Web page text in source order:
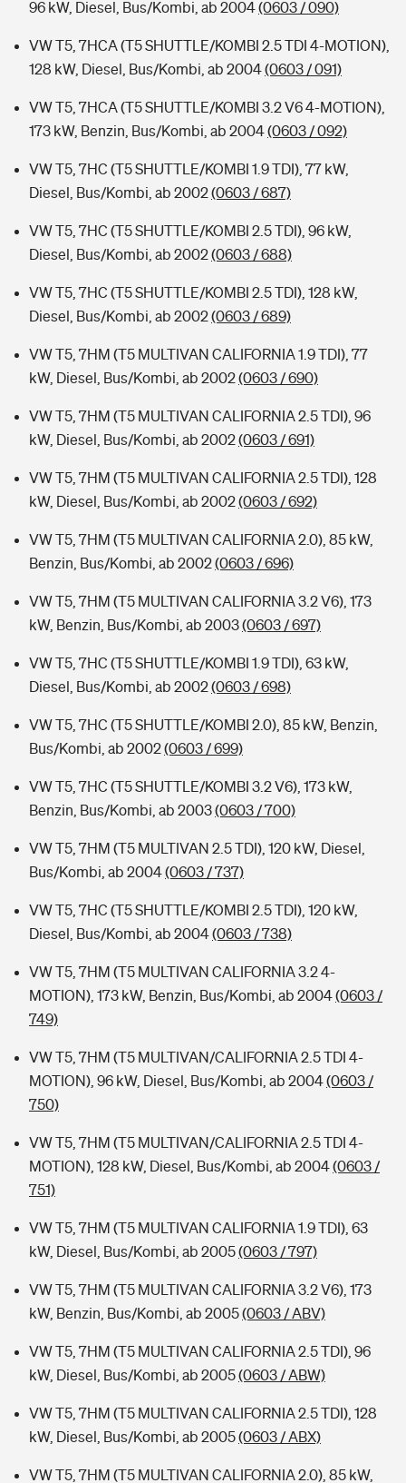
Kinderunfall-Check: Mehr Sicherheit für deine Kids
Typklassen: So ist Ihr Auto eingestuft
96 kW, Diesel, Bus/Kombi, ab 2004(0603 / 090)
VW T5, 7HCA (T5 SHUTTLE/KOMBI 2.5 TDI 4-MOTION),
128 kW, Diesel, Bus/Kombi, ab 2004(0603 / 091)
VW T5, 7HCA (T5 SHUTTLE/KOMBI 3.2 V6 4-MOTION),
173 kW, Benzin, Bus/Kombi, ab 2004(0603 / 092)
VW T5, 7HC (T5 SHUTTLE/KOMBI 1.9 TDI), 77 kW,
Diesel, Bus/Kombi, ab 2002(0603 / 687)
VW T5, 7HC (T5 SHUTTLE/KOMBI 2.5 TDI), 96 kW,
Diesel, Bus/Kombi, ab 2002(0603 / 688)
VW T5, 7HC (T5 SHUTTLE/KOMBI 2.5 TDI), 128 kW,
Diesel, Bus/Kombi, ab 2002(0603 / 689)
VW T5, 7HM (T5 MULTIVAN CALIFORNIA 1.9 TDI), 77
kW, Diesel, Bus/Kombi, ab 2002(0603 / 690)
VW T5, 7HM (T5 MULTIVAN CALIFORNIA 2.5 TDI), 96
kW, Diesel, Bus/Kombi, ab 2002(0603 / 691)
VW T5, 7HM (T5 MULTIVAN CALIFORNIA 2.5 TDI), 128
kW, Diesel, Bus/Kombi, ab 2002(0603 / 692)
VW T5, 7HM (T5 MULTIVAN CALIFORNIA 2.0), 85 kW,
Benzin, Bus/Kombi, ab 2002(0603 / 696)
VW T5, 7HM (T5 MULTIVAN CALIFORNIA 3.2 V6), 173
kW, Benzin, Bus/Kombi, ab 2003(0603 / 697)
VW T5, 7HC (T5 SHUTTLE/KOMBI 1.9 TDI), 63 kW,
Diesel, Bus/Kombi, ab 2002(0603 / 698)
VW T5, 7HC (T5 SHUTTLE/KOMBI 2.0), 85 kW, Benzin,
Bus/Kombi, ab 2002(0603 / 699)
VW T5, 7HC (T5 SHUTTLE/KOMBI 3.2 V6), 173 kW,
Benzin, Bus/Kombi, ab 2003(0603 / 700)
VW T5, 7HM (T5 MULTIVAN 2.5 TDI), 120 kW, Diesel,
Bus/Kombi, ab 2004(0603 / 737)
VW T5, 7HC (T5 SHUTTLE/KOMBI 2.5 TDI), 120 kW,
Diesel, Bus/Kombi, ab 2004(0603 / 738)
VW T5, 7HM (T5 MULTIVAN CALIFORNIA 3.2 4-
MOTION), 173 kW, Benzin, Bus/Kombi, ab 2004(0603 /
749)
VW T5, 7HM (T5 MULTIVAN/CALIFORNIA 2.5 TDI 4-
MOTION), 96 kW, Diesel, Bus/Kombi, ab 2004(0603 /
750)
VW T5, 7HM (T5 MULTIVAN/CALIFORNIA 2.5 TDI 4-
MOTION), 128 kW, Diesel, Bus/Kombi, ab 2004(0603 /
751)
VW T5, 7HM (T5 MULTIVAN CALIFORNIA 1.9 TDI), 63
kW, Diesel, Bus/Kombi, ab 2005(0603 / 797)
VW T5, 7HM (T5 MULTIVAN CALIFORNIA 3.2 V6), 173
kW, Benzin, Bus/Kombi, ab 2005(0603 / ABV)
VW T5, 7HM (T5 MULTIVAN CALIFORNIA 2.5 TDI), 96
kW, Diesel, Bus/Kombi, ab 2005(0603 / ABW)
VW T5, 7HM (T5 MULTIVAN CALIFORNIA 2.5 TDI), 128
kW, Diesel, Bus/Kombi, ab 2005(0603 / ABX)
VW T5, 7HM (T5 MULTIVAN CALIFORNIA 2.0), 85 kW,